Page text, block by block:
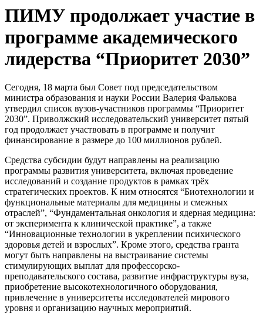
ПИМУ продолжает участие в
программе академического
лидерства “Приоритет 2030”
Сегодня, 18 марта был Совет под председательством
министра образования и науки России Валерия Фалькова
утвердил список вузов-участников программы “Приоритет
2030”. Приволжский исследовательский университет пятый
год продолжает участвовать в программе и получит
финансирование в размере до 100 миллионов рублей.
Средства субсидии будут направлены на реализацию
программы развития университета, включая проведение
исследований и создание продуктов в рамках трёх
стратегических проектов. К ним относятся “Биотехнологии и
функциональные материалы для медицины и смежных
отраслей”, “Фундаментальная онкология и ядерная медицина:
от эксперимента к клинической практике”, а также
“Инновационные технологии в укреплении психического
здоровья детей и взрослых”. Кроме этого, средства гранта
могут быть направлены на выстраивание системы
стимулирующих выплат для профессорско-
преподавательского состава, развитие инфраструктуры вуза,
приобретение высокотехнологичного оборудования,
привлечение в университеты исследователей мирового
уровня и организацию научных мероприятий.